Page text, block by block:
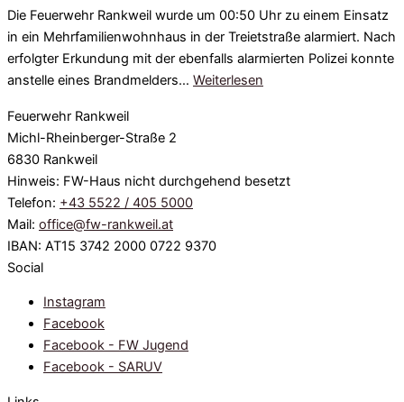
Die Feuerwehr Rankweil wurde um 00:50 Uhr zu einem Einsatz
in ein Mehrfamilienwohnhaus in der Treietstraße alarmiert. Nach
erfolgter Erkundung mit der ebenfalls alarmierten Polizei konnte
anstelle eines Brandmelders… Weiterlesen
Feuerwehr Rankweil
Michl-Rheinberger-Straße 2
6830 Rankweil
Hinweis: FW-Haus nicht durchgehend besetzt
Telefon: +43 5522 / 405 5000
Mail: office@fw-rankweil.at
IBAN: AT15 3742 2000 0722 9370
Social
Instagram
Facebook
Facebook - FW Jugend
Facebook - SARUV